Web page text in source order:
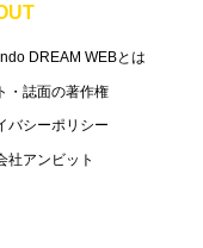
DREAM WEBとは
・誌面の著作権
バシーポリシー
社アンビット